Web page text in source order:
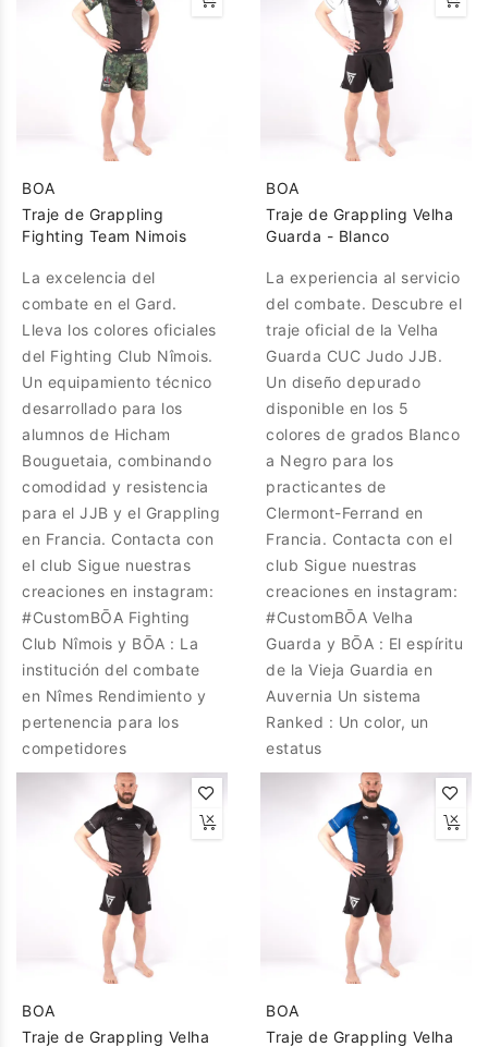
BOA
Traje de Grappling
Fighting Team Nimois
La excelencia del
combate en el Gard.
Lleva los colores oficiales
del Fighting Club Nîmois.
Un equipamiento técnico
desarrollado para los
alumnos de Hicham
Bouguetaia, combinando
comodidad y resistencia
para el JJB y el Grappling
en Francia. Contacta con
el club Sigue nuestras
creaciones en instagram:
#CustomBŌA Fighting
Club Nîmois y BŌA : La
institución del combate
en Nîmes Rendimiento y
pertenencia para los
competidores
BOA
Traje de Grappling Velha
Guarda - Blanco
La experiencia al servicio
del combate. Descubre el
traje oficial de la Velha
Guarda CUC Judo JJB.
Un diseño depurado
disponible en los 5
colores de grados Blanco
a Negro para los
practicantes de
Clermont-Ferrand en
Francia. Contacta con el
club Sigue nuestras
creaciones en instagram:
#CustomBŌA Velha
Guarda y BŌA : El espíritu
de la Vieja Guardia en
Auvernia Un sistema
Ranked : Un color, un
estatus
BOA
Traje de Grappling Velha
BOA
Traje de Grappling Velha